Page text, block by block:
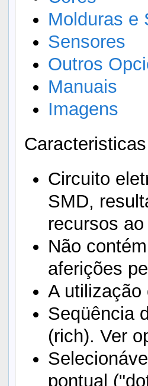
Molduras e
Sensores
Outros
Manuais
Imagens
Circuito
SMD,
recursos
Não
aferições
A
Seqüência
(rich). Ver
pontual